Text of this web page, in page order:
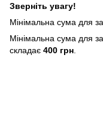
Зверніть увагу!
Мінімальна сума для
Мінімальна сума для
складає 400 грн.